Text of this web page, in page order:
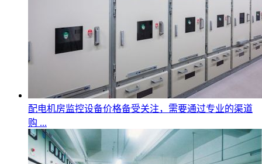
配电机房监控设备价格备受关注，需要通过专业的渠道
购 ...